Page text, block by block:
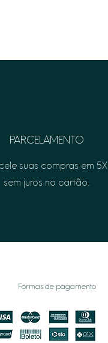
PARCELAMENTO
suas compras em 5X
sem juros no cartão.
Formas de pagamento